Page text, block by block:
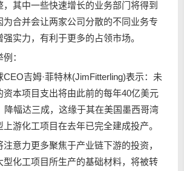
，其中一些快速增长的业务部门将得到
为合并会让两家公司分散的不同业务专
实力，有利于更多的占领市场。
：
吉姆·菲特林(JimFitterling)表示：未
资本项目支出将由此前的每年40亿美元
降幅达三成，这缘于其在美国墨西哥湾
游化工项目在去年已完全建成投产。
力更多聚焦于产业链下游的投资，
型化工项目所生产的基础材料，将被转